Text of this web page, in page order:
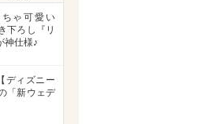
ゃ可愛い
下ろし『リ
神仕様♪
ディズニー
「新ウェデ